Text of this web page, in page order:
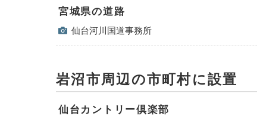
宮城県の道路
仙台河川国道事務所
岩沼市周辺の市町村に設置
仙台カントリー倶楽部